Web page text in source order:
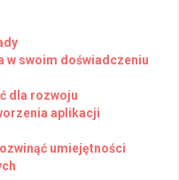
w swoim doświadczeniu
dla rozwoju
aplikacji
umiejętności